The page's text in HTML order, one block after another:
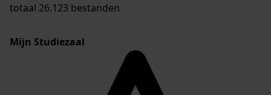
totaal 26.123 bestanden
Mijn Studiezaal